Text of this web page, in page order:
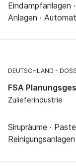
Eindampfanlagen
Anlagen ·
DEUTSCHLAND
FSA
Zulieferindustrie
Sirupräume ·
Reinigungsanlagen